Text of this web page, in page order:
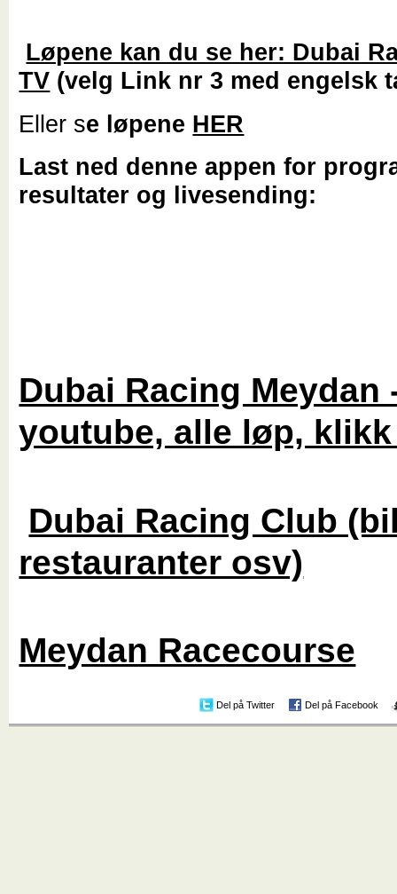
Løpene kan du se her: Dubai
TV (velg Link nr 3 med engelsk
Eller se løpene HER
Last ned denne appen for
resultater og livesending:
Dubai Racing Meydan
youtube, alle løp,
Dubai Racing Club
restauranter osv)
Meydan Racecourse
Del på Twitter Del på Facebook